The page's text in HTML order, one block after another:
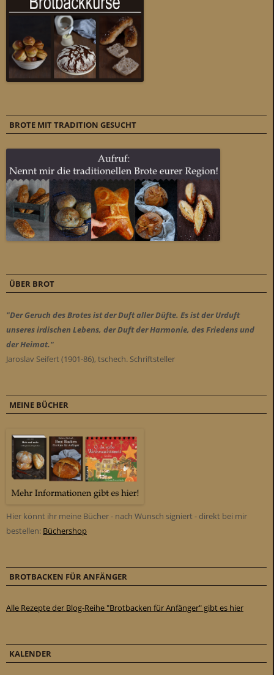
BROTE MIT TRADITION GESUCHT
ÜBER BROT
"Der Geruch des Brotes ist der Duft aller Düfte. Es ist der Urduft
unseres irdischen Lebens, der Duft der Harmonie, des Friedens und
der Heimat."
Jaroslav Seifert (1901-86), tschech. Schriftsteller
MEINE BÜCHER
Hier könnt ihr meine Bücher - nach Wunsch signiert - direkt bei mir
bestellen: Büchershop
BROTBACKEN FÜR ANFÄNGER
Alle Rezepte der Blog-Reihe "Brotbacken für Anfänger" gibt es hier
KALENDER